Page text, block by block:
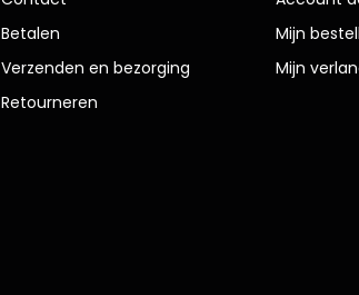
Betalen
Verzenden en bezorging
Retourneren
Mijn
Mijn